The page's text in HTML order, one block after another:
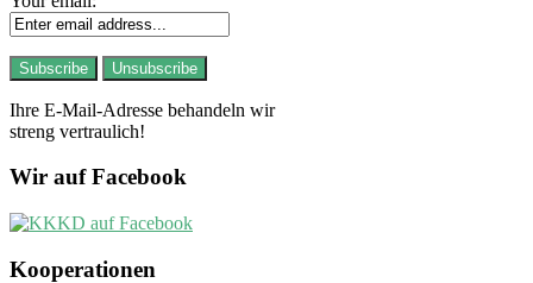
Ihre E-Mail-Adresse behandeln wir
streng vertraulich!
Wir auf Facebook
Kooperationen